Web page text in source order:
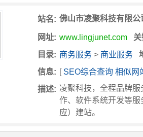
站名: 佛山市凌聚科技有限公
网址: www.lingjunet.com
目录: 商务服务 > 商业服务
信息: [ SEO综合查询 相似网
描述: 凌聚科技，全程品牌
作、软件系统开发等
应）建站。